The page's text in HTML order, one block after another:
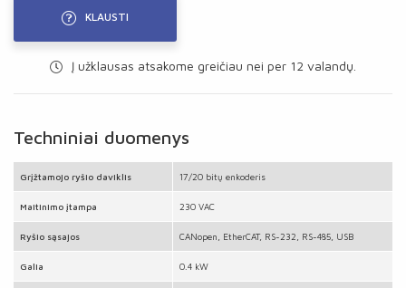
KLAUSTI
Į užklausas atsakome greičiau nei per 12 valandų.
Techniniai duomenys
Grįžtamojo ryšio daviklis 17/20 bitų enkoderis
Maitinimo įtampa 230 VAC
Ryšio sąsajos CANopen, EtherCAT, RS-232, RS-485, USB
Galia 0.4 kW